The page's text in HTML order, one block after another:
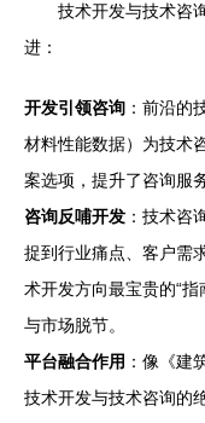
技术开发与技术咨
进：
开发引领咨询 ：前沿的
材料性能数据）为技术
案选项，提升了咨询服
咨询反哺开发 ：技术咨
捉到行业痛点、客户需
术开发方向最宝贵的“
与市场脱节。
平台融合作用 ：像《建
技术开发与技术咨询的